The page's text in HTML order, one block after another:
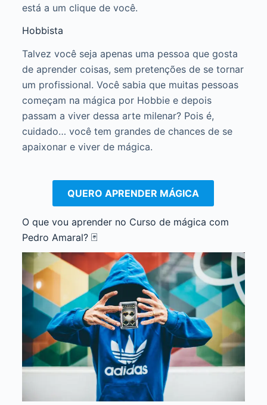
está a um clique de você.
Hobbista
Talvez você seja apenas uma pessoa que gosta
de aprender coisas, sem pretenções de se tornar
um profissional. Você sabia que muitas pessoas
começam na mágica por Hobbie e depois
passam a viver dessa arte milenar? Pois é,
cuidado… você tem grandes de chances de se
apaixonar e viver de mágica.
QUERO APRENDER MÁGICA
O que vou aprender no Curso de mágica com
Pedro Amaral? 🃏